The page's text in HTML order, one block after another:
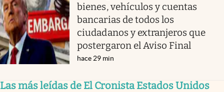
bienes, vehículos y cuentas
bancarias de todos los
ciudadanos y extranjeros que
postergaron el Aviso Final
hace 29 min
Las más leídas de El Cronista Estados Unidos